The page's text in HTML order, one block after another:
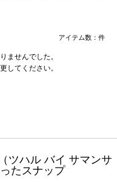
アイテム数： 件
ませんでした。
してください。
ツハル バイ サマンサ
たスナップ